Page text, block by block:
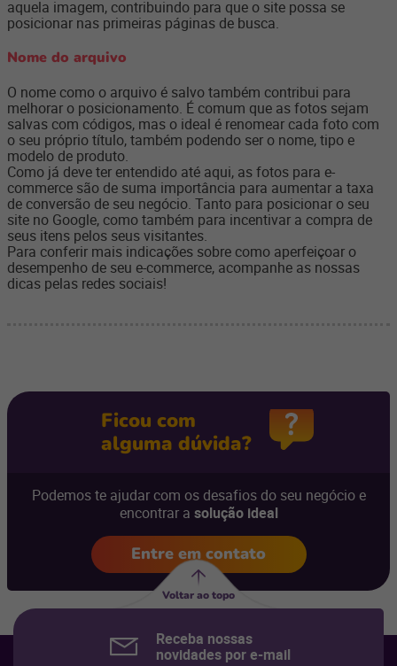
aquela imagem, contribuindo para que o site possa se
posicionar nas primeiras páginas de busca.
Nome do arquivo
O nome como o arquivo é salvo também contribui para
melhorar o posicionamento. É comum que as fotos sejam
salvas com códigos, mas o ideal é renomear cada foto com
o seu próprio título, também podendo ser o nome, tipo e
modelo de produto.
Como já deve ter entendido até aqui, as fotos para e-
commerce são de suma importância para aumentar a taxa
de conversão de seu negócio. Tanto para posicionar o seu
site no Google, como também para incentivar a compra de
seus itens pelos seus visitantes.
Para conferir mais indicações sobre como aperfeiçoar o
desempenho de seu e-commerce, acompanhe as nossas
dicas pelas redes sociais!
Ficou com
alguma dúvida?
Podemos te ajudar com os desafios do seu negócio e
encontrar a solução ideal
Entre em contato
Voltar ao topo
Receba nossas
novidades por e-mail